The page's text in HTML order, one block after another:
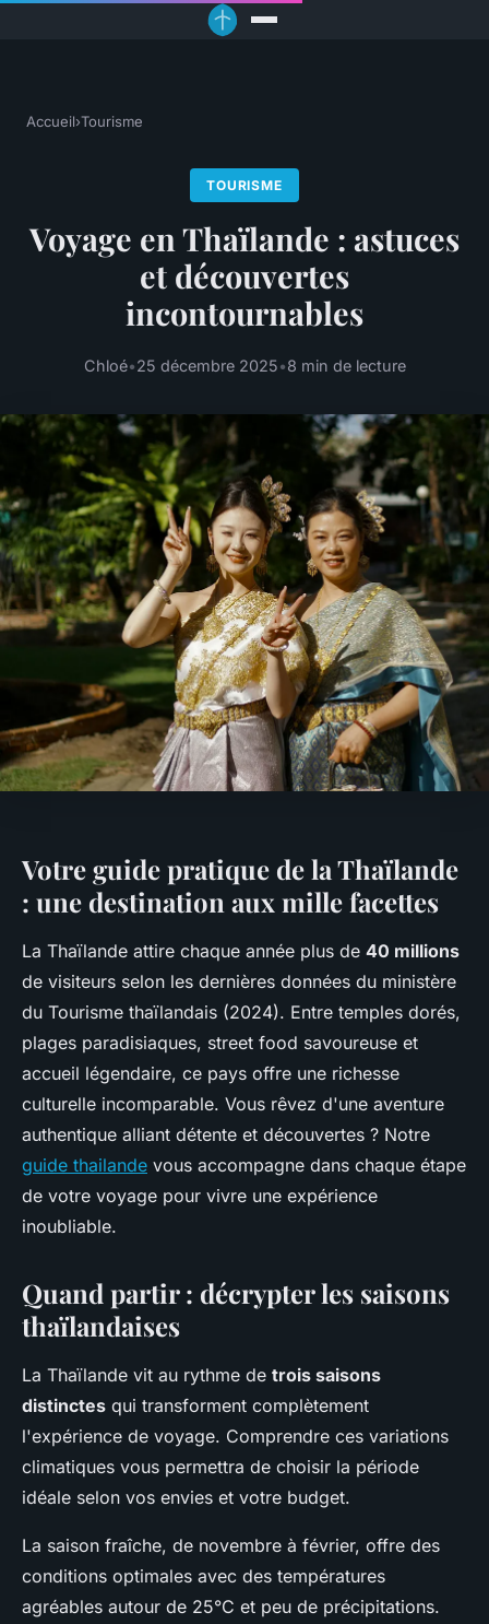
Accueil›Tourisme
TOURISME
Voyage en Thaïlande : astuces
et découvertes
incontournables
Chloé•25 décembre 2025•8 min de lecture
Votre guide pratique de la Thaïlande
: une destination aux mille facettes
La Thaïlande attire chaque année plus de 40 millions
de visiteurs selon les dernières données du ministère
du Tourisme thaïlandais (2024). Entre temples dorés,
plages paradisiaques, street food savoureuse et
accueil légendaire, ce pays offre une richesse
culturelle incomparable. Vous rêvez d'une aventure
authentique alliant détente et découvertes ? Notre
guide thailande vous accompagne dans chaque étape
de votre voyage pour vivre une expérience
inoubliable.
Quand partir : décrypter les saisons
thaïlandaises
La Thaïlande vit au rythme de trois saisons
distinctes qui transforment complètement
l'expérience de voyage. Comprendre ces variations
climatiques vous permettra de choisir la période
idéale selon vos envies et votre budget.
La saison fraîche, de novembre à février, offre des
conditions optimales avec des températures
agréables autour de 25°C et peu de précipitations.